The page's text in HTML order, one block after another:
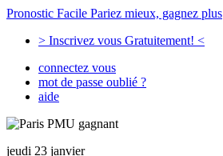
Pronostic Facile Pariez mieux, gagnez plus
> Inscrivez vous Gratuitement! <
connectez vous
mot de passe oublié ?
aide
jeudi 23 janvier